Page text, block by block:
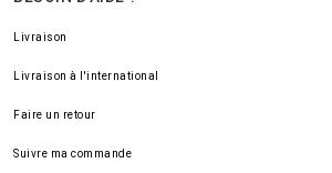
Livraison
Livraison à l'international
Faire un retour
Suivre ma commande